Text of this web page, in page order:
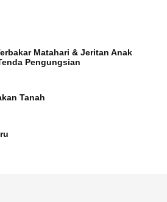
Matahari & Jeritan Anak
Pengungsian
Tanah